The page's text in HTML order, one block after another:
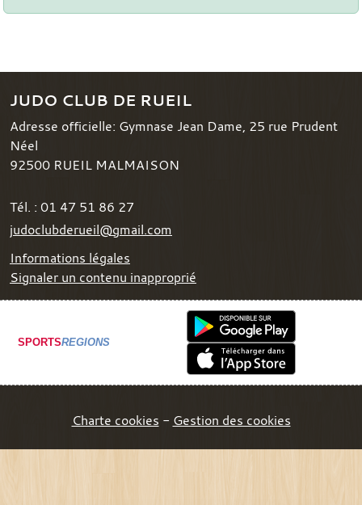
JUDO CLUB DE RUEIL
Adresse officielle: Gymnase Jean Dame, 25 rue Prudent
Néel
92500 RUEIL MALMAISON
Tél. : 01 47 51 86 27
judoclubderueil@gmail.com
Informations légales
Signaler un contenu inapproprié
SPORTSREGIONS
Charte cookies Gestion des cookies